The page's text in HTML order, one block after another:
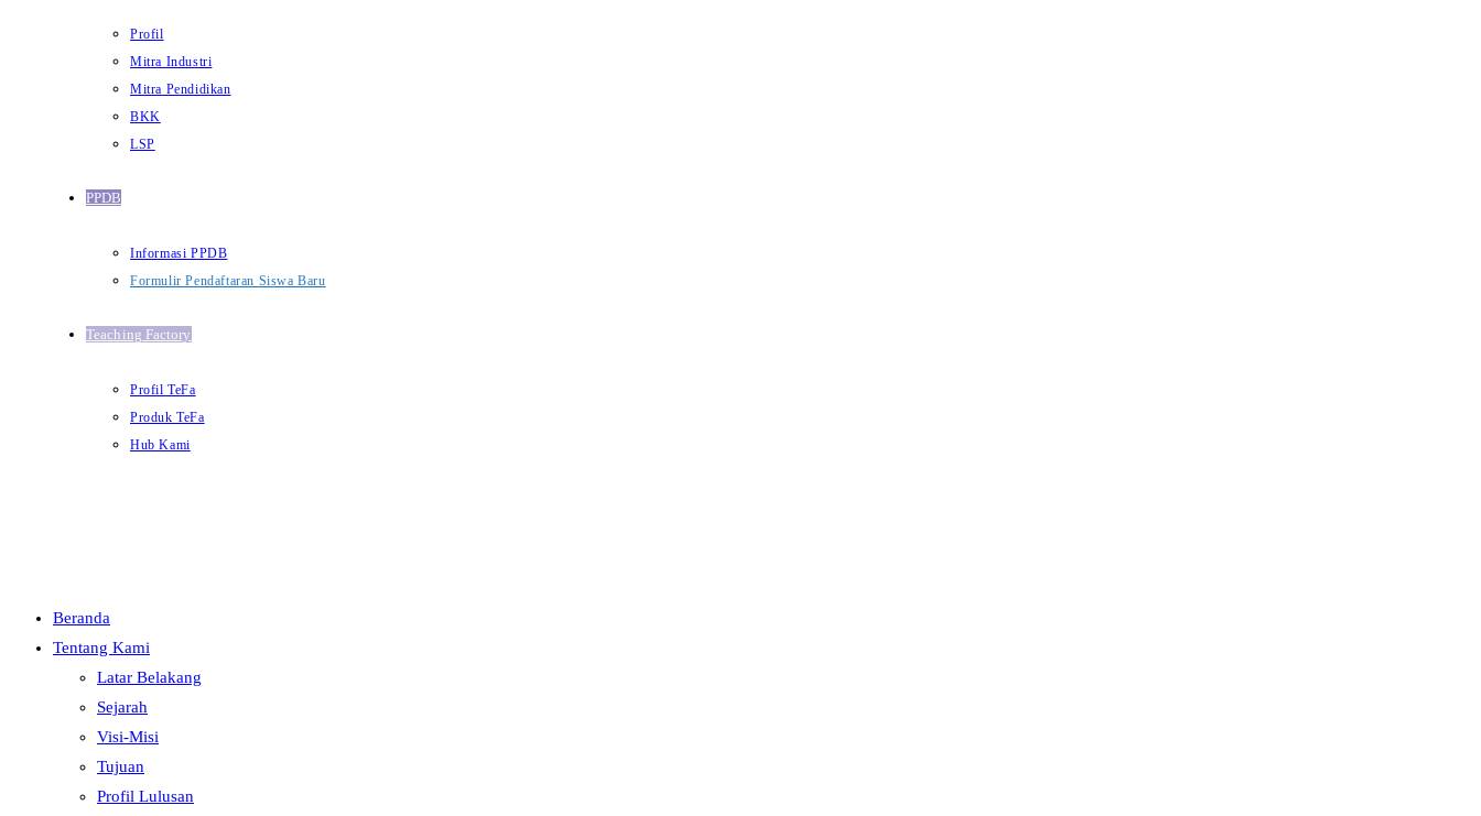
Profil
Mitra Industri
Mitra Pendidikan
BKK
LSP
PPDB
Informasi PPDB
Formulir Pendaftaran Siswa Baru
Teaching Factory
Profil TeFa
Produk TeFa
Hub Kami
Beranda
Tentang Kami
Latar Belakang
Sejarah
Visi-Misi
Tujuan
Profil Lulusan